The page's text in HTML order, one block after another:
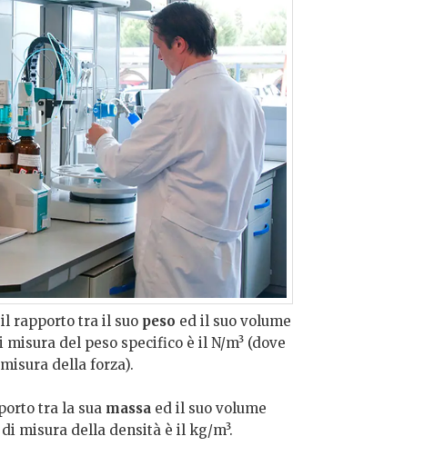
rapporto tra il suo peso ed il suo volume
del peso specifico è il N/m³ (dove
della forza).
tra la sua massaed il suo volume
misura della densità è il kg/m³.